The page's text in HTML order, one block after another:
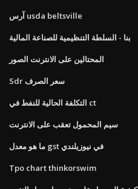
آرس usda beltsville
بنا - السلطة التنظيمية للصناعة المالية
المحتالين على الانترنت الصور
Sdr سعر الصرف
التكلفة الحالية للنفط في ct
سيم المحمول تعقب على الانترنت
ما هو معدل gst في نيوزيلندي
Tpo chart thinkorswim